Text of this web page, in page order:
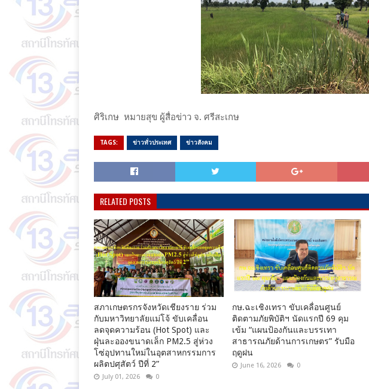
ศิริเกษ หมายสุข ผู้สื่อข่าว จ. ศรีสะเกษ
TAGS: ข่าวทั่วประเทศ ข่าวสังคม
RELATED POSTS
สภาเกษตรกรจังหวัดเชียงราย ร่วม
กับมหาวิทยาลัยแม่โจ้ ขับเคลื่อน
ลดจุดความร้อน (Hot Spot) และ
ฝุ่นละอองขนาดเล็ก PM2.5 สู่ห่วง
โซ่อุปทานใหม่ในอุตสาหกรรมการ
ผลิตปศุสัตว์ ปีที่ 2”
July 01, 2026 0
กษ.ฉะเชิงเทรา ขับเคลื่อนศูนย์
ติดตามภัยพิบัติฯ นัดแรกปี 69 คุม
เข้ม “แผนป้องกันและบรรเทา
สาธารณภัยด้านการเกษตร” รับมือ
ฤดูฝน
June 16, 2026 0